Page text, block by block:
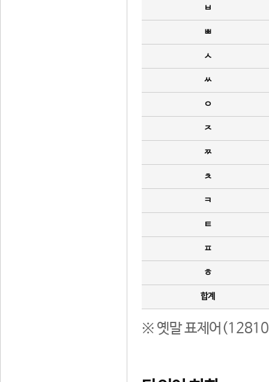
ㅂ
ㅃ
ㅅ
ㅆ
ㅇ
ㅈ
ㅉ
ㅊ
ㅋ
ㅌ
ㅍ
ㅎ
합계
※ 옛말 표제어(12810